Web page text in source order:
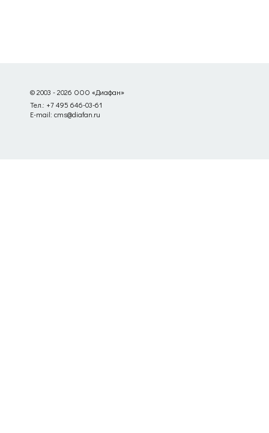
© 2003 - 2026 ООО «Диафан»
Тел.: +7 495 646-03-61
E-mail: cms@diafan.ru